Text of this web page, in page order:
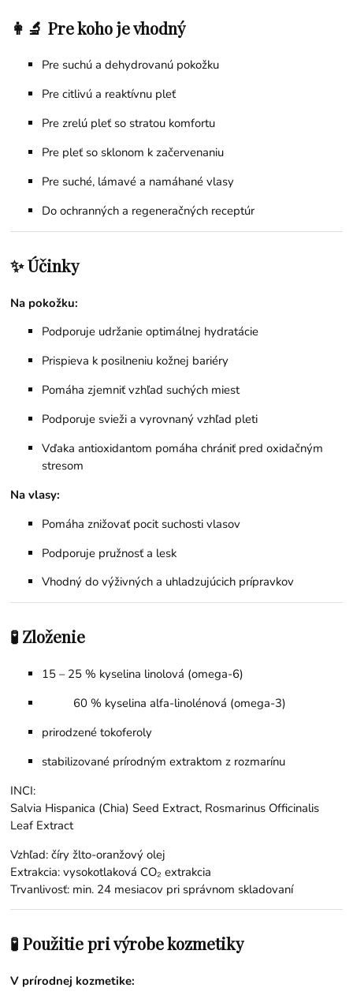
👩‍🔬 Pre koho je vhodný
Pre suchú a dehydrovanú pokožku
Pre citlivú a reaktívnu pleť
Pre zrelú pleť so stratou komfortu
Pre pleť so sklonom k začervenaniu
Pre suché, lámavé a namáhané vlasy
Do ochranných a regeneračných receptúr
✨ Účinky
Na pokožku:
Podporuje udržanie optimálnej hydratácie
Prispieva k posilneniu kožnej bariéry
Pomáha zjemniť vzhľad suchých miest
Podporuje svieži a vyrovnaný vzhľad pleti
Vďaka antioxidantom pomáha chrániť pred oxidačným
stresom
Na vlasy:
Pomáha znižovať pocit suchosti vlasov
Podporuje pružnosť a lesk
Vhodný do výživných a uhladzujúcich prípravkov
🧪 Zloženie
15 – 25 % kyselina linolová (omega-6)
60 % kyselina alfa-linolénová (omega-3)
prirodzené tokoferoly
stabilizované prírodným extraktom z rozmarínu
INCI:
Salvia Hispanica (Chia) Seed Extract, Rosmarinus Officinalis
Leaf Extract
Vzhľad: číry žlto-oranžový olej
Extrakcia: vysokotlaková CO₂ extrakcia
Trvanlivosť: min. 24 mesiacov pri správnom skladovaní
🧪 Použitie pri výrobe kozmetiky
V prírodnej kozmetike: